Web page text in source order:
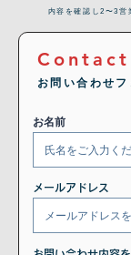
内容を確認し2〜3営
お問い合わせフ
お名前
メールアドレス